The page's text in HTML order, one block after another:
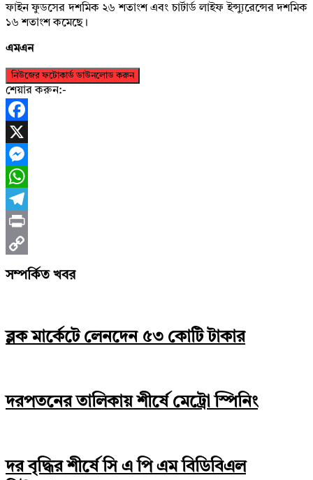
ফাইন ফুডসের দশমিক ২৬ শতাংশ এবং চার্টার্ড লাইফ ইন্স্যুরেন্সের দশমিক
১৬ শতাংশ কমেছে।
এমএন
নিউজের ফটোকার্ড ডাউনলোড করুন
শেয়ার করুন:-
Facebook
X
Messenger
WhatsApp
Telegram
Print
Copy
সম্পর্কিত খবর
ব্লক মার্কেটে লেনদেন ৫৩ কোটি টাকার
দরপতনের তালিকায় শীর্ষে মেট্রো স্পিনিং
দর বৃদ্ধির শীর্ষে সি এ পি এম বিডিবিএল